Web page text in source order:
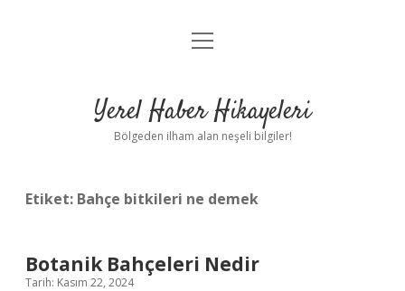
Anasayfa
Yasal Uyarı
menüyü
Yerel Haber Hikayeleri
Bölgeden ilham alan neşeli bilgiler!
Etiket: Bahçe bitkileri ne demek
Botanik Bahçeleri Nedir
Tarih: Kasım 22, 2024